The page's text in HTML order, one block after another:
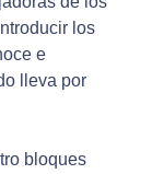
los
e
lleva por
bloques